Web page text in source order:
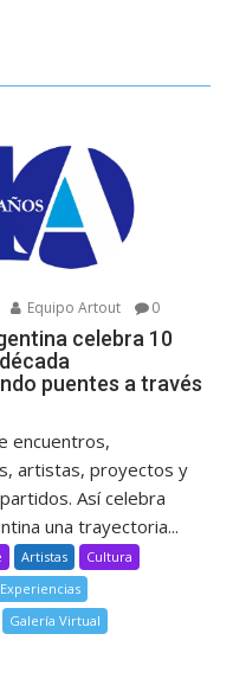
Equipo Artout 0
celebra 10
puentes a través
encuentros,
artistas, proyectos y
Así celebra
una trayectoria...
Artistas
Cultura
Experiencias
Galería Virtual